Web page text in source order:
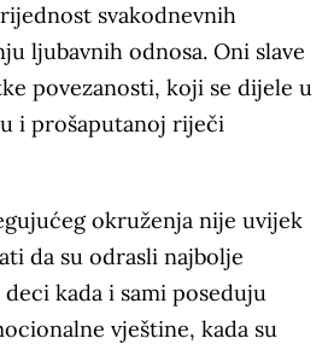
svakodnevnih
ljubavnih odnosa. Oni slave
povezanosti, koji se dijele u
i prošaputanoj riječi
okruženja nije uvijek
da su odrasli najbolje
kada i sami poseduju
vještine, kada su